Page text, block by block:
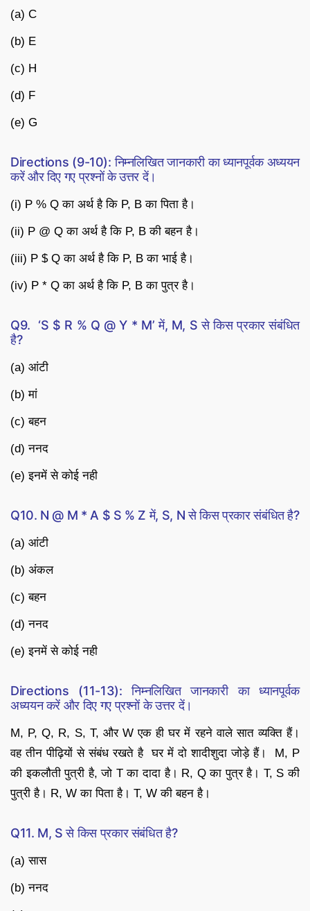
(a) C
(b) E
(c) H
(d) F
(e) G
Directions (9-10): निम्नलिखित जानकारी का ध्यानपूर्वक अध्ययन
करें और दिए गए प्रश्नों के उत्तर दें।
(i) P % Q का अर्थ है कि P, B का पिता है।
(ii) P @ Q का अर्थ है कि P, B की बहन है।
(iii) P $ Q का अर्थ है कि P, B का भाई है।
(iv) P * Q का अर्थ है कि P, B का पुत्र है।
Q9. ‘S $ R % Q @ Y * M’ में, M, S से किस प्रकार संबंधित
है?
(a) आंटी
(b) मां
(c) बहन
(d) ननद
(e) इनमें से कोई नही
Q10. N @ M * A $ S % Z में, S, N से किस प्रकार संबंधित है?
(a) आंटी
(b) अंकल
(c) बहन
(d) ननद
(e) इनमें से कोई नही
Directions (11-13): निम्नलिखित जानकारी का ध्यानपूर्वक
अध्ययन करें और दिए गए प्रश्नों के उत्तर दें।
M, P, Q, R, S, T, और W एक ही घर में रहने वाले सात व्यक्ति हैं।
वह तीन पीढ़ियों से संबंध रखते है घर में दो शादीशुदा जोड़े हैं। M, P
की इकलौती पुत्री है, जो T का दादा है। R, Q का पुत्र है। T, S की
पुत्री है। R, W का पिता है। T, W की बहन है।
Q11. M, S से किस प्रकार संबंधित है?
(a) सास
(b) ननद